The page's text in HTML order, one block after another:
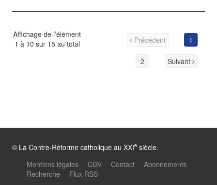
Affichage de l’élément
1 à 10 sur 15 au total
Précédent 1
2 Suivant
© La Contre-Réforme catholique au XXIe siècle.
Mentions légales
CGV Contact
Abonnements
Recherche
Flux RSS